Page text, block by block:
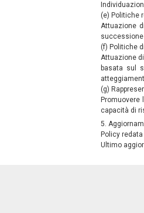
(e) Politiche
Attuazione
successione
(f) Politiche
Attuazione
basata sul
(g)
capacità di
5.
Policy
Ultimo